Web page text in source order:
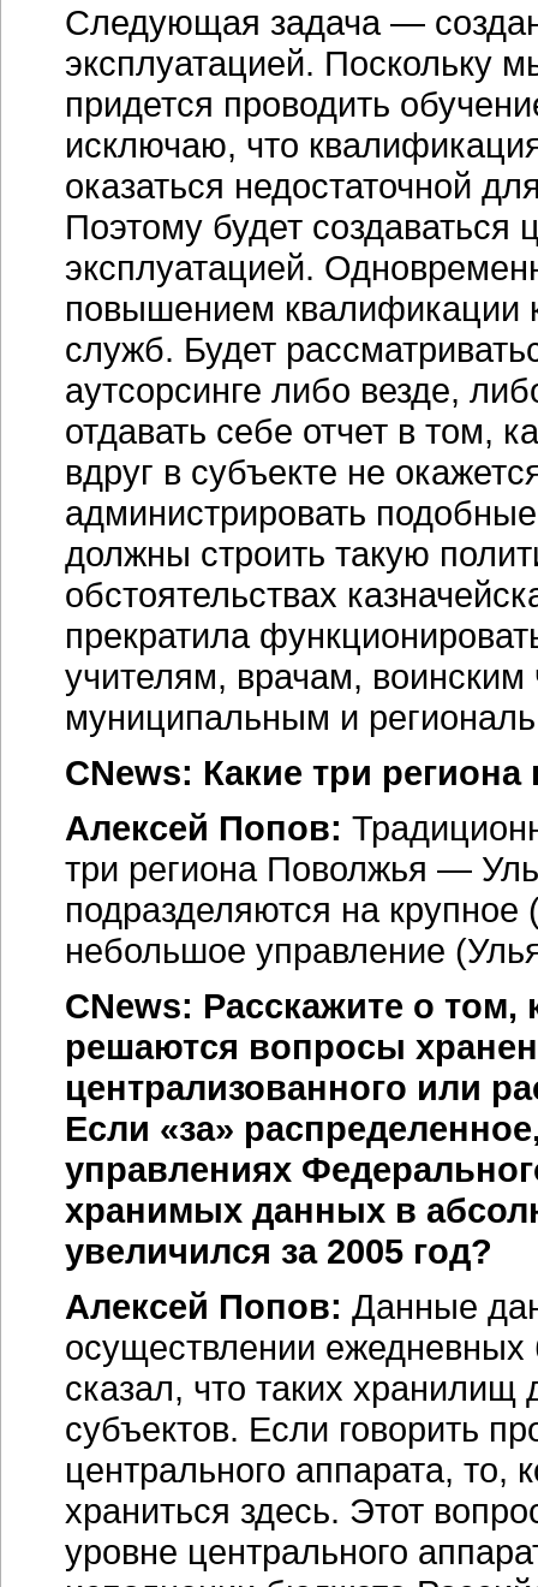
Следующая задача —
эксплуатацией. Поскольку
придется проводить
исключаю, что
оказаться недостаточной
Поэтому будет создаваться
эксплуатацией.
повышением квалификации
служб. Будет
аутсорсинге либо везде,
отдавать себе отчет в том,
вдруг в субъекте не
администрировать
должны строить такую
обстоятельствах
прекратила
учителям, врачам,
муниципальным и
CNews: Какие три
Алексей Попов:
три региона Поволжья —
подразделяются на
небольшое управление
CNews: Расскажите о том,
решаются вопросы
централизованного или
Если «за»
управлениях
хранимых данных в
увеличился за 2005 год?
Алексей Попов: Данные
осуществлении ежедневных
сказал, что таких
субъектов. Если говорить
центрального аппарата,
храниться здесь. Этот
уровне центрального